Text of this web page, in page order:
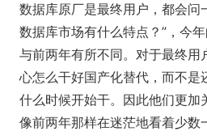
数据库原厂是最终用户，都会问
数据库市场有什么特点？”，今
与前两年有所不同。对于最终用
心怎么干好国产化替代，而不是
什么时候开始干。因此他们更加
像前两年那样在迷茫地看着少数